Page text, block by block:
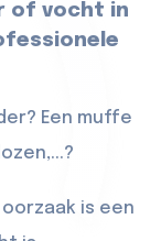
of vocht in
Een muffe
is een